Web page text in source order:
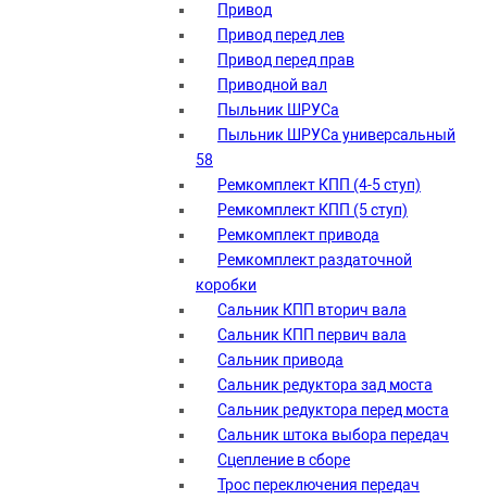
Привод
Привод перед лев
Привод перед прав
Приводной вал
Пыльник ШРУСа
Пыльник ШРУСа универсальный
58
Ремкомплект КПП (4-5 ступ)
Ремкомплект КПП (5 ступ)
Ремкомплект привода
Ремкомплект раздаточной
коробки
Сальник КПП вторич вала
Сальник КПП первич вала
Сальник привода
Сальник редуктора зад моста
Сальник редуктора перед моста
Сальник штока выбора передач
Сцепление в сборе
Трос переключения передач